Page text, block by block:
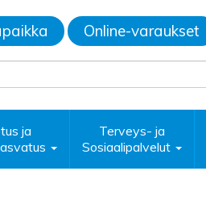
Online-varaukset
ja
Terveys- ja
Sosiaalipalvelut